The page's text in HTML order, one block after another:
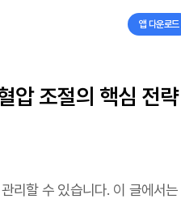
앱 다운로드
압 조절의 핵심 전략
리할 수 있습니다. 이 글에서는